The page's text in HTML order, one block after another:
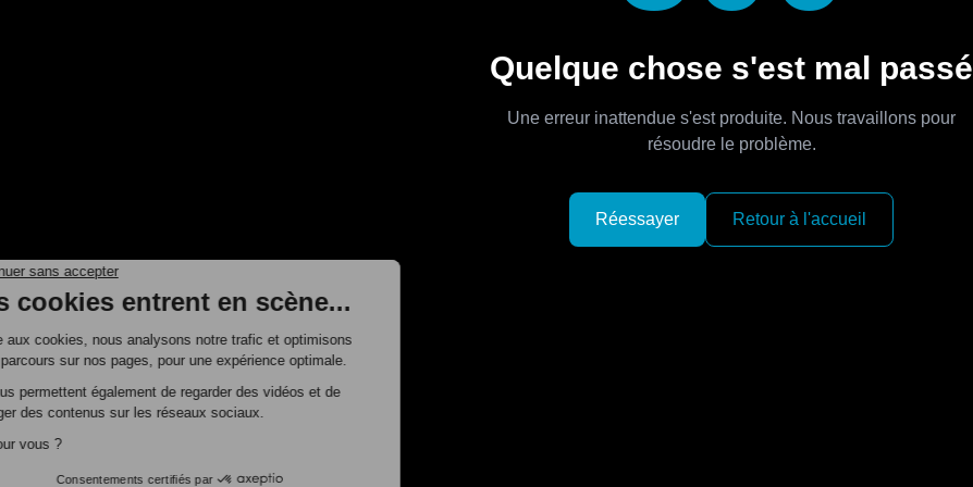
Quelque chose s'est mal passé
Une erreur inattendue s'est produite. Nous travaillons pour
résoudre le problème.
Réessayer Retour à l'accueil